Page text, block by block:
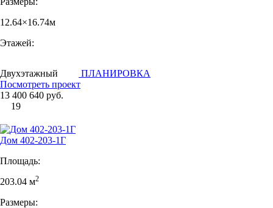
12.64×16.74м
Этажей:
Двухэтажный
ПЛАНИРОВКА
Посмотреть проект
13 400 640 руб.
19
Дом 402-203-1Г
Площадь:
203.04 м2
Размеры: